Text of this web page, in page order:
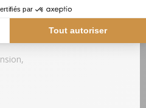
plus fraiches, votre colis